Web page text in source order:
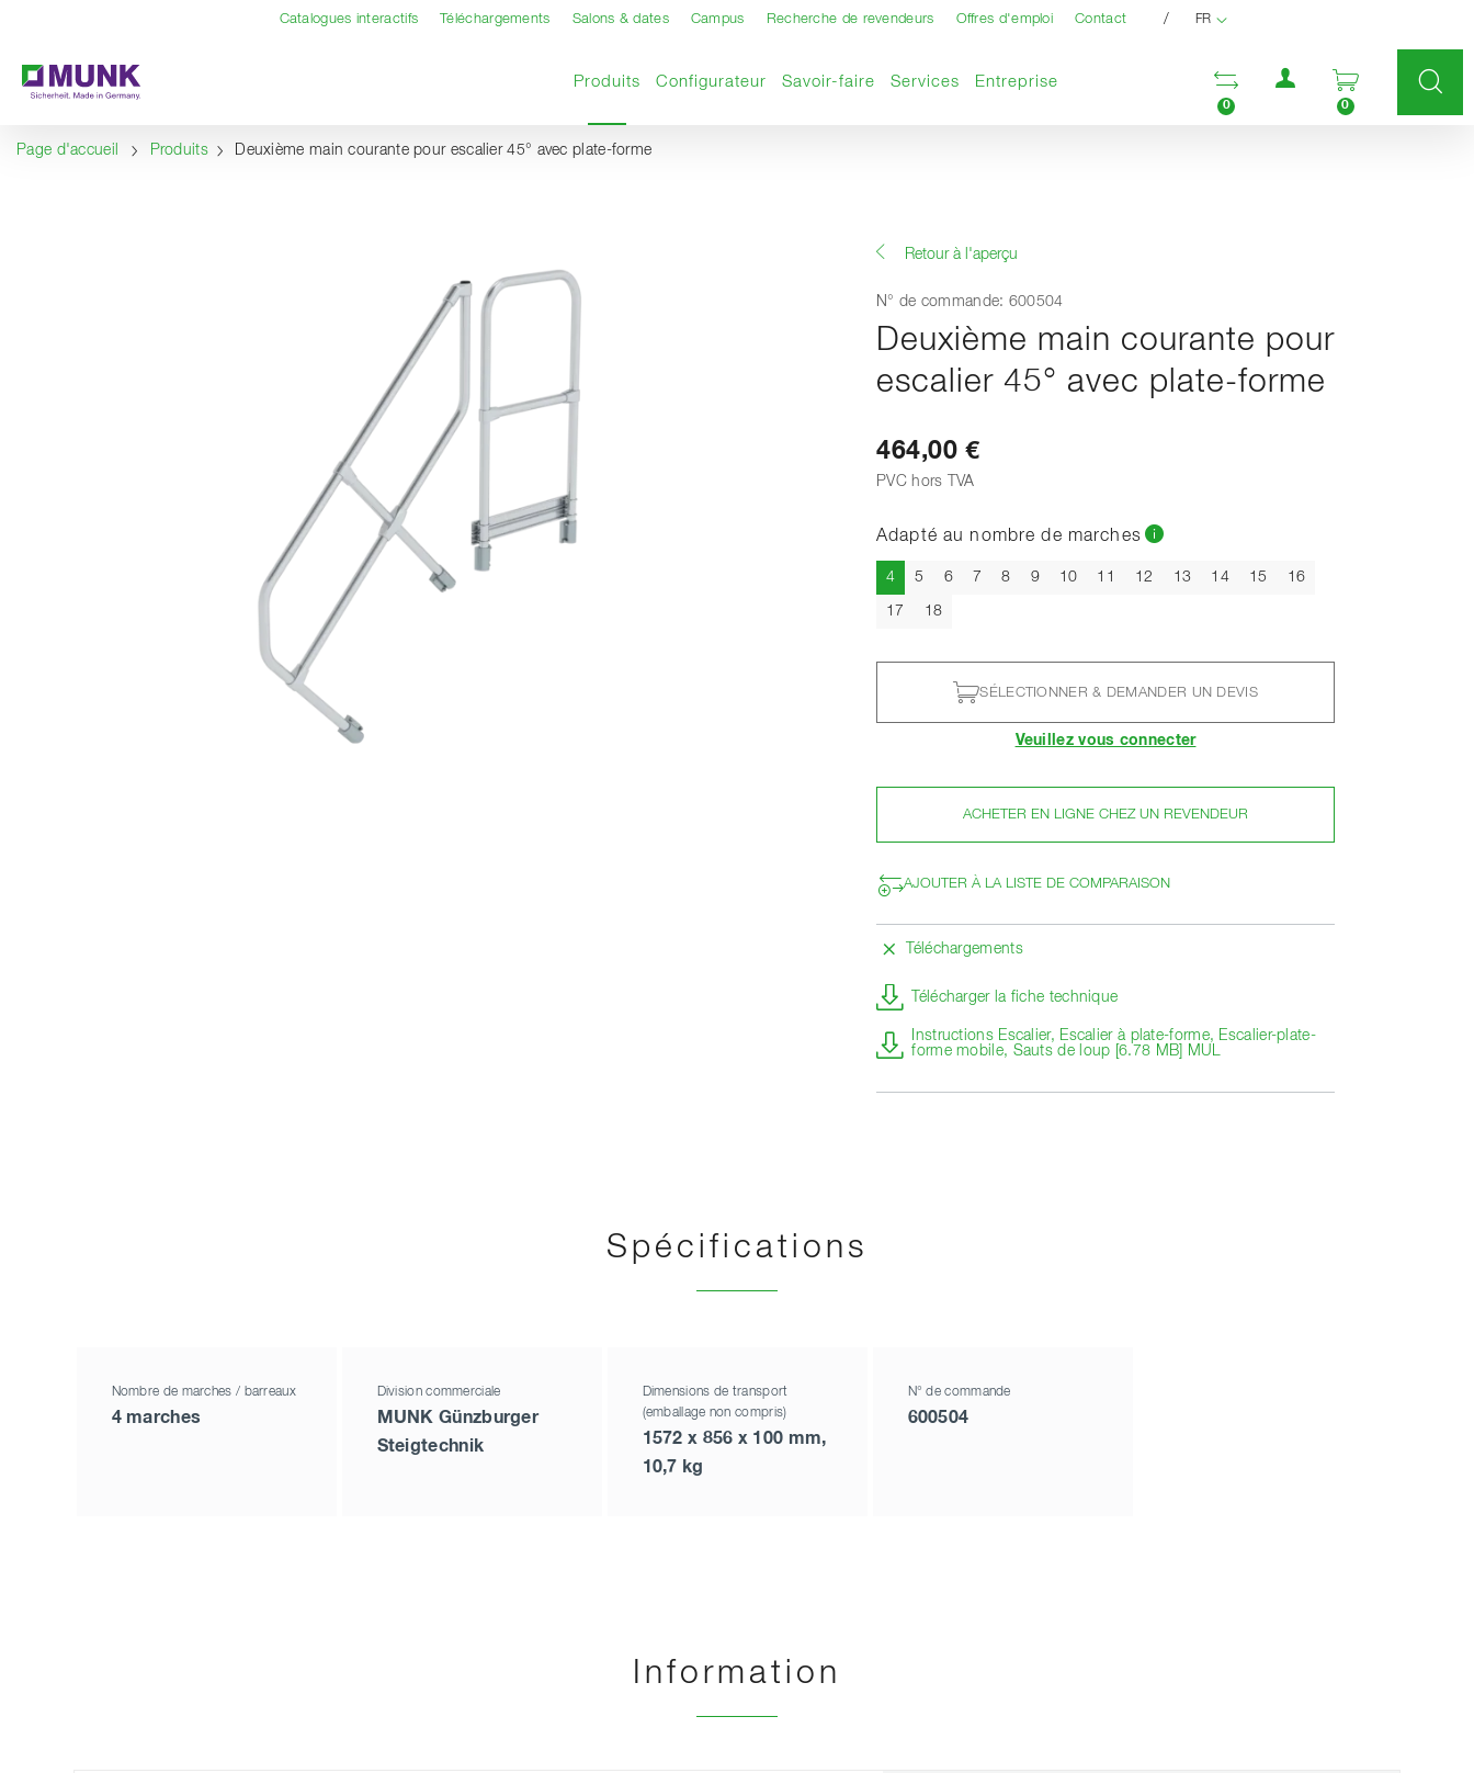
Catalogues interactifs Téléchargements Salons & dates Campus Recherche de revendeurs Offres d'emploi Contact / FR
ProduitsPage actuelle
Configurateur Savoir-faire Services Entreprise Ouvrir la liste
0
Menu utilisateur
Ouvrir le
0
Page d'accueil Produits Deuxième main courante pour escalier 45° avec plate-forme
Retour à l'aperçu
N° de commande: 600504
Deuxième main courante pour
escalier 45° avec plate-forme
464,00 €
PVC hors TVA
Adapté au nombre de marches
4Actuel
5 6 7 8 9 10 11 12 13 14 15 16
17 18
SÉLECTIONNER & DEMANDER UN DEVIS
Veuillez vous connecter
ACHETER EN LIGNE CHEZ UN REVENDEUR
AJOUTER À LA LISTE DE COMPARAISON
Téléchargements
Télécharger la fiche technique
Instructions Escalier, Escalier à plate-forme, Escalier-plate-
forme mobile, Sauts de loup [6.78 MB] MUL
Spécifications
Nombre de marches / barreaux
4 marches
Division commerciale
MUNK Günzburger
Steigtechnik
Dimensions de transport
(emballage non compris)
1572 x 856 x 100 mm,
10,7 kg
N° de commande
600504
Information